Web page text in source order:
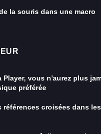
la souris dans une macro
Player, vous n'aurez plus
préférée
références croisées dans les